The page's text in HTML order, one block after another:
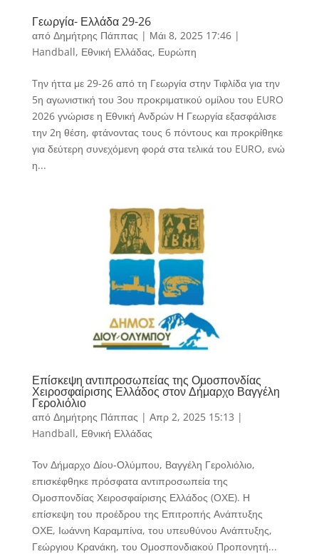
Γεωργία- Ελλάδα 29-26
από Δημήτρης Πάππας | Μάι 8, 2025 17:46|
Handball, Εθνική Ελλάδας, Ευρώπη
Tην ήττα με 29-26 από τη Γεωργία στην Τιφλίδα για την
5η αγωνιστική του 3ου προκριματικού ομίλου του EURO
2026 γνώρισε η Εθνική Ανδρών Η Γεωργία εξασφάλισε
την 2η θέση, φτάνοντας τους 6 πόντους και προκρίθηκε
για δεύτερη συνεχόμενη φορά στα τελικά του EURO, ενώ
η...
Επίσκεψη αντιπροσωπείας της Ομοσπονδίας
Χειροσφαίρισης Ελλάδος στον Δήμαρχο Βαγγέλη
Γερολιόλιο
από Δημήτρης Πάππας | Απρ 2, 2025 15:13 |
Handball, Εθνική Ελλάδας
Τον Δήμαρχο Δίου-Ολύμπου, Βαγγέλη Γερολιόλιο,
επισκέφθηκε πρόσφατα αντιπροσωπεία της
Ομοσπονδίας Χειροσφαίρισης Ελλάδος (ΟΧΕ). Η
επίσκεψη του προέδρου της Επιτροπής Ανάπτυξης
ΟΧΕ, Ιωάννη Καραμπίνα, του υπευθύνου Ανάπτυξης,
Γεώργιου Κρανάκη, του Ομοσπονδιακού Προπονητή...